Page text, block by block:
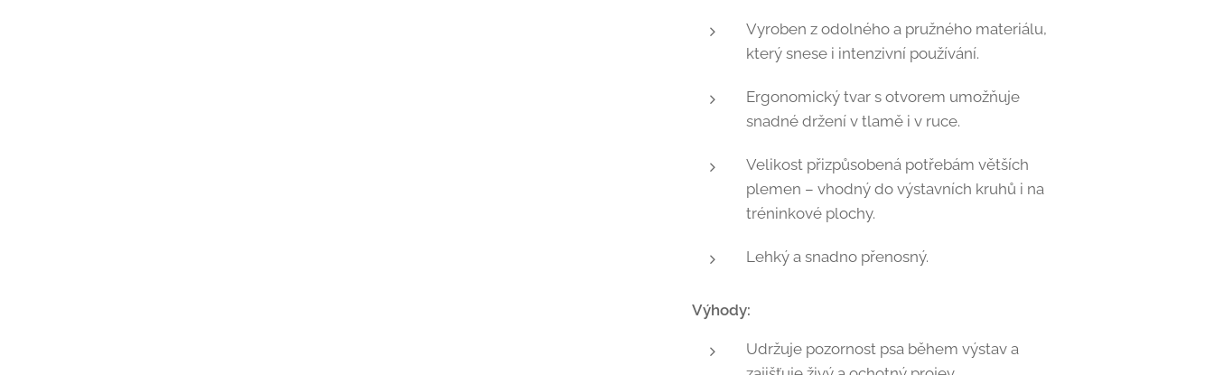
Vyroben z odolného a pružného materiálu,
který snese i intenzivní používání.
Ergonomický tvar s otvorem umožňuje
snadné držení v tlamě i v ruce.
Velikost přizpůsobená potřebám větších
plemen – vhodný do výstavních kruhů i na
tréninkové plochy.
Lehký a snadno přenosný.
Výhody:
Udržuje pozornost psa během výstav a